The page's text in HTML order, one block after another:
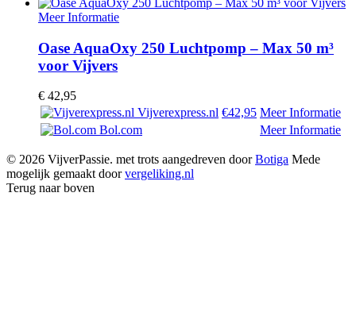
Meer Informatie
Oase AquaOxy 250 Luchtpomp – Max 50 m³
voor Vijvers
€ 42,95
Vijverexpress.nl €42,95 Meer Informatie
Bol.com
Meer Informatie
© 2026 VijverPassie. met trots aangedreven doorBotiga Mede
mogelijk gemaakt doorvergeliking.nl
Terug naar boven